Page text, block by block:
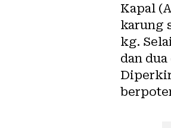
Kapal
karung
kg.
dan